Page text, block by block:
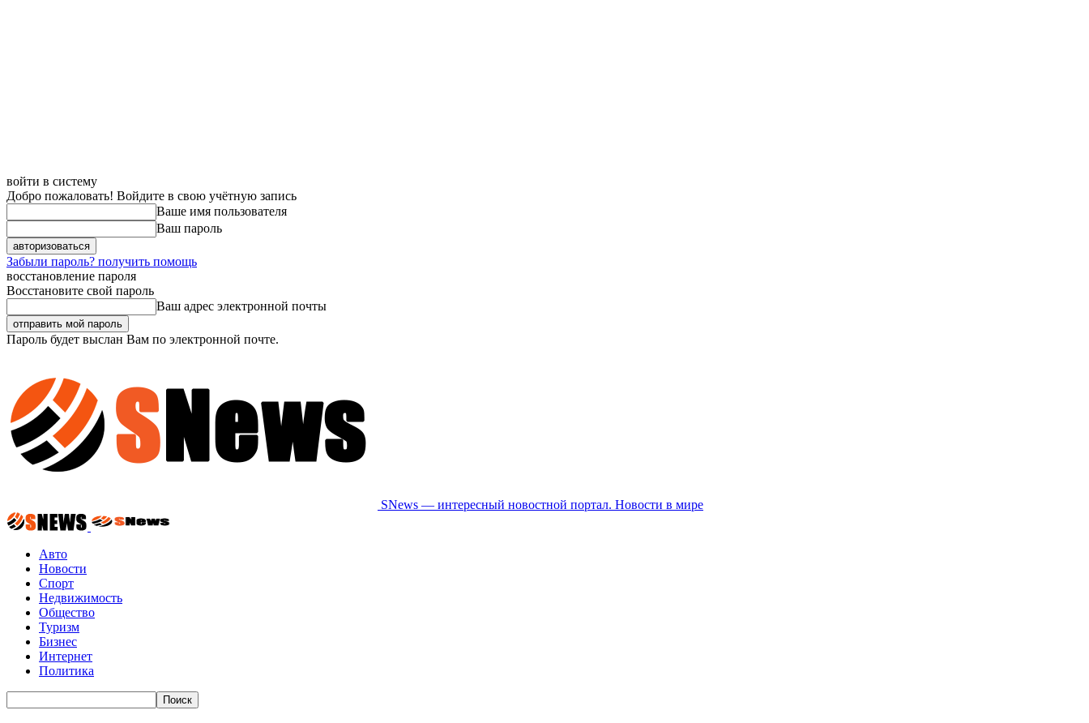
войти в систему
Добро пожаловать! Войдите в свою учётную запись
Ваше имя пользователя
Ваш пароль
Забыли пароль? получить помощь
восстановление пароля
Восстановите свой пароль
Ваш адрес электронной почты
Пароль будет выслан Вам по электронной почте.
SNews — интересный новостной портал. Новости в мире
Авто
Новости
Спорт
Недвижимость
Общество
Туризм
Бизнес
Интернет
Политика